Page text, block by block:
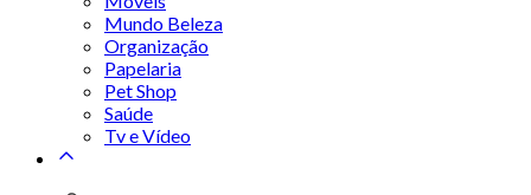
Mundo Beleza
Organização
Papelaria
Pet Shop
Saúde
Tv e Vídeo